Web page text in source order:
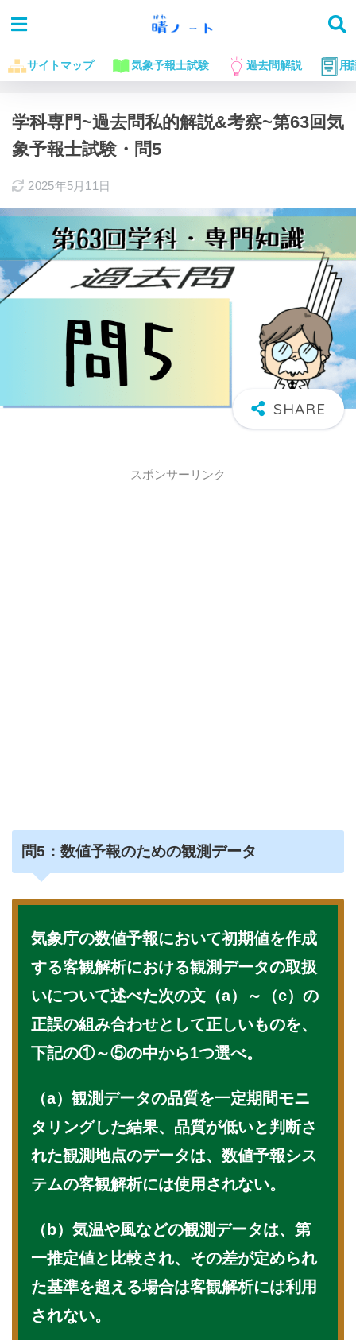
サイトマップ 気象予報士試験 過去問解説 用
ホーム 気象予報士試験に役立つお話 過去問解説
学科専門~過去問私的解説&考察~第63回気
象予報士試験・問5
2025年5月11日
スポンサーリンク
問5：数値予報のための観測データ
気象庁の数値予報において初期値を作成
する客観解析における観測データの取扱
いについて述べた次の文（a）～（c）の
正誤の組み合わせとして正しいものを、
下記の①～⑤の中から1つ選べ。
（a）観測データの品質を一定期間モニ
タリングした結果、品質が低いと判断さ
れた観測地点のデータは、数値予報シス
テムの客観解析には使用されない。
（b）気温や風などの観測データは、第
一推定値と比較され、その差が定められ
た基準を超える場合は客観解析には利用
されない。